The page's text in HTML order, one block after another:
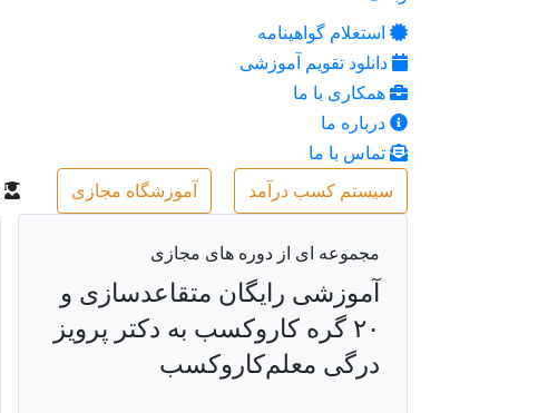
استعلام گواهینامه
دانلود تقویم آموزشی
همکاری با ما
درباره ما
تماس با ما
سیستم کسب درآمد
آموزشگاه مجازی
مجموعه ای از دوره های مجازی
آموزشی رایگان متقاعدسازی و
۲۰ گره کاروکسب به دکتر پرویز
درگی معلم‌کاروکسب